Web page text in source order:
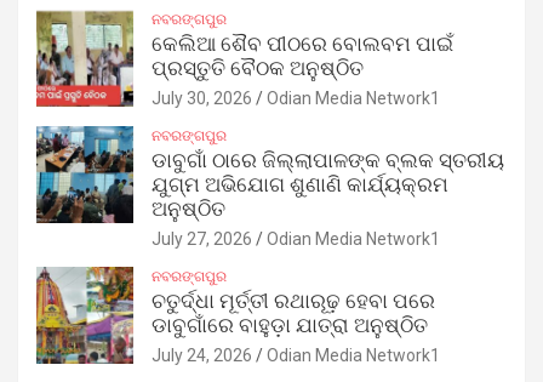
ନବରଙ୍ଗପୁର
କେଲିଆ ଶୈବ ପୀଠରେ ବୋଲବମ ପାଇଁ
ପ୍ରସ୍ତୁତି ବୈଠକ ଅନୁଷ୍ଠିତ
July 30, 2026 Odian Media Network1
ନବରଙ୍ଗପୁର
ଡାବୁଗାଁ ଠାରେ ଜିଲ୍ଲାପାଳଙ୍କ ବ୍ଲକ ସ୍ତରୀୟ
ଯୁଗ୍ମ ଅଭିଯୋଗ ଶୁଣାଣି କାର୍ଯ୍ୟକ୍ରମ
ଅନୁଷ୍ଠିତ
July 27, 2026 Odian Media Network1
ନବରଙ୍ଗପୁର
ଚତୁର୍ଦ୍ଧା ମୂର୍ତ୍ତୀ ରଥାରୂଢ଼ ହେବା ପରେ
ଡାବୁଗାଁରେ ବାହୁଡ଼ା ଯାତ୍ରା ଅନୁଷ୍ଠିତ
July 24, 2026 Odian Media Network1